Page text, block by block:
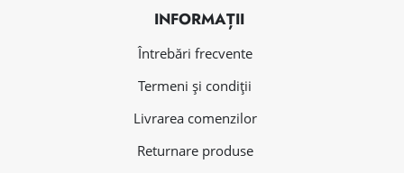
INFORMAȚII
Întrebări frecvente
Termeni și condiții
Livrarea comenzilor
Returnare produse